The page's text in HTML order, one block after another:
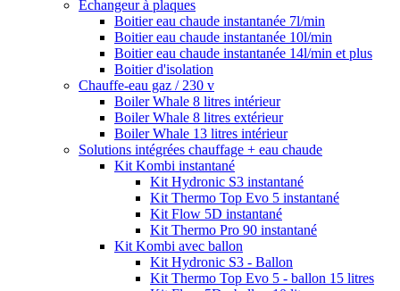
Échangeur à plaques
Boitier eau chaude instantanée 7l/min
Boitier eau chaude instantanée 10l/min
Boitier eau chaude instantanée 14l/min et plus
Boitier d'isolation
Chauffe-eau gaz / 230 v
Boiler Whale 8 litres intérieur
Boiler Whale 8 litres extérieur
Boiler Whale 13 litres intérieur
Solutions intégrées chauffage + eau chaude
Kit Kombi instantané
Kit Hydronic S3 instantané
Kit Thermo Top Evo 5 instantané
Kit Flow 5D instantané
Kit Thermo Pro 90 instantané
Kit Kombi avec ballon
Kit Hydronic S3 - Ballon
Kit Thermo Top Evo 5 - ballon 15 litres